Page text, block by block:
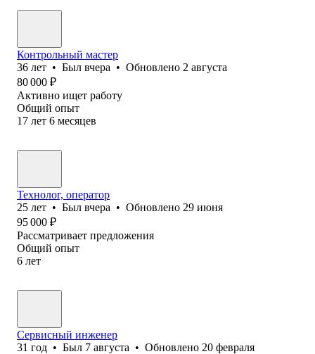
Контрольный мастер
36 лет • Был вчера • Обновлено 2 августа
80 000 ₽
Активно ищет работу
Общий опыт
17 лет 6 месяцев
Технолог, оператор
25 лет • Был вчера • Обновлено 29 июня
95 000 ₽
Рассматривает предложения
Общий опыт
6 лет
Сервисный инженер
31 год • Был 7 августа • Обновлено 20 февраля